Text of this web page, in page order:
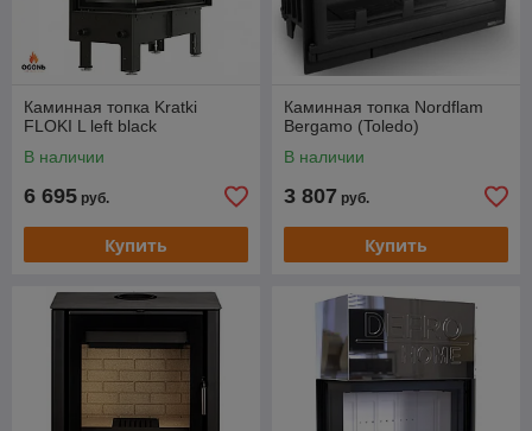
Каминная топка Kratki
FLOKI L left black
В наличии
6 695 руб.
Купить
Каминная топка Nordflam
Bergamo (Toledo)
В наличии
3 807 руб.
Купить